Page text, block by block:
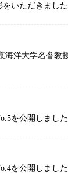
いただきました
海洋大学名誉教
を公開しました
を公開しました